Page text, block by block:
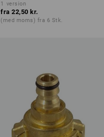
1 version
fra 22,50 kr.
(med moms) fra 6 Stk.